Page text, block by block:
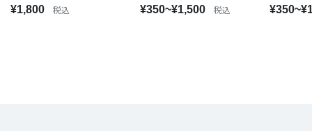
¥1,800 税込 ¥350~¥1,500 税込